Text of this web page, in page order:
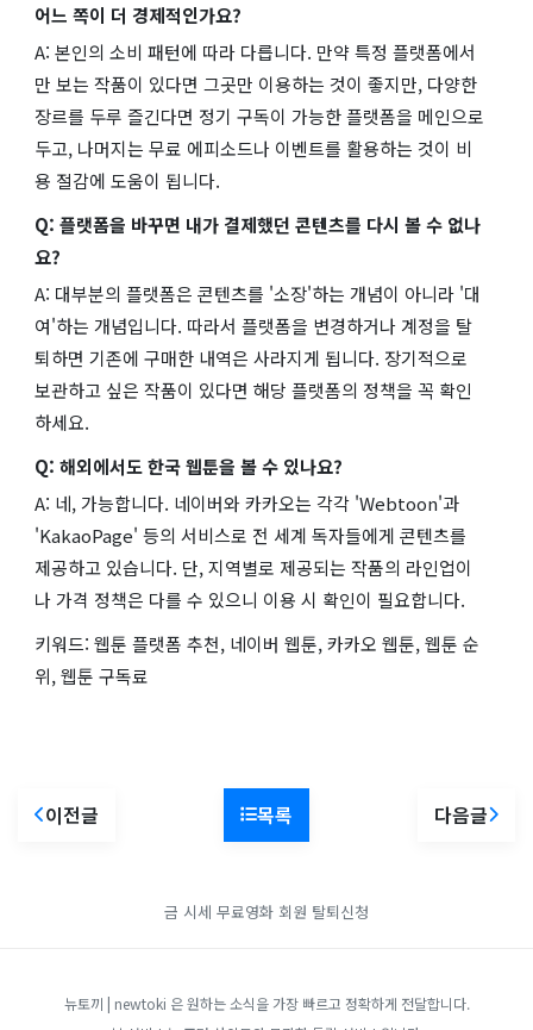
어느 쪽이 더 경제적인가요?
A: 본인의 소비 패턴에 따라 다릅니다. 만약 특정 플랫폼에서
만 보는 작품이 있다면 그곳만 이용하는 것이 좋지만, 다양한
장르를 두루 즐긴다면 정기 구독이 가능한 플랫폼을 메인으로
두고, 나머지는 무료 에피소드나 이벤트를 활용하는 것이 비
용 절감에 도움이 됩니다.
Q: 플랫폼을 바꾸면 내가 결제했던 콘텐츠를 다시 볼 수 없나
요?
A: 대부분의 플랫폼은 콘텐츠를 '소장'하는 개념이 아니라 '대
여'하는 개념입니다. 따라서 플랫폼을 변경하거나 계정을 탈
퇴하면 기존에 구매한 내역은 사라지게 됩니다. 장기적으로
보관하고 싶은 작품이 있다면 해당 플랫폼의 정책을 꼭 확인
하세요.
Q: 해외에서도 한국 웹툰을 볼 수 있나요?
A: 네, 가능합니다. 네이버와 카카오는 각각 'Webtoon'과
'KakaoPage' 등의 서비스로 전 세계 독자들에게 콘텐츠를
제공하고 있습니다. 단, 지역별로 제공되는 작품의 라인업이
나 가격 정책은 다를 수 있으니 이용 시 확인이 필요합니다.
키워드: 웹툰 플랫폼 추천, 네이버 웹툰, 카카오 웹툰, 웹툰 순
위, 웹툰 구독료
이전글 목록 다음글
금 시세 무료영화 회원 탈퇴신청
뉴토끼 | newtoki 은 원하는 소식을 가장 빠르고 정확하게 전달합니다.